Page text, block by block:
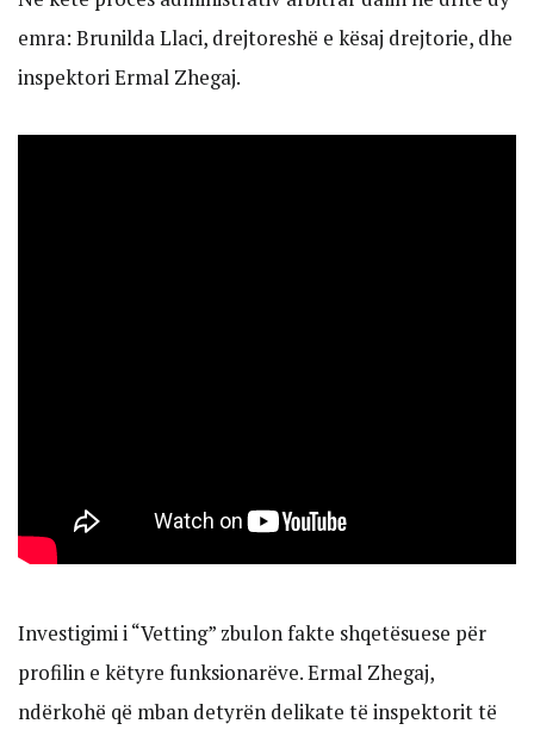
emra: Brunilda Llaci, drejtoreshë e kësaj drejtorie, dhe
inspektori Ermal Zhegaj.
Investigimi i “Vetting” zbulon fakte shqetësuese për
profilin e këtyre funksionarëve. Ermal Zhegaj,
ndërkohë që mban detyrën delikate të inspektorit të